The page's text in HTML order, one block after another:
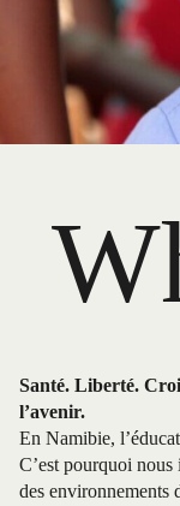
Santé. Liberté.
l’avenir.
En Namibie,
C’est pourquoi nous
des environnements